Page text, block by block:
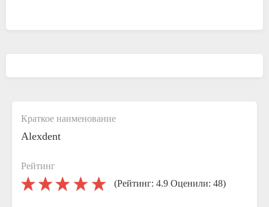
Краткое наименование
Alexdent
Рейтинг
(Рейтинг: 4.9 Оценили: 48)